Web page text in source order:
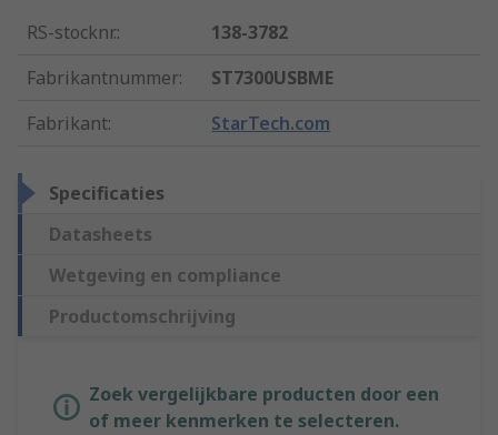
RS-stocknr.:
138-3782
Fabrikantnummer:
ST7300USBME
Fabrikant: StarTech.com
Specificaties
Datasheets
Wetgeving en compliance
Productomschrijving
Zoek vergelijkbare producten door een
of meer kenmerken te selecteren.